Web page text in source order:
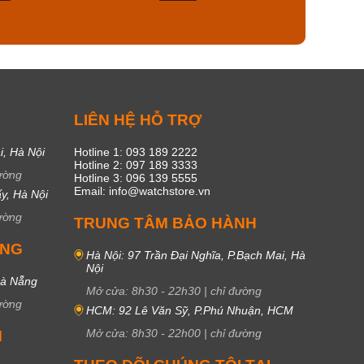
Hà Nội
Hà Nội
Nẵng
LIÊN HỆ HỖ TRỢ
Hotline 1: 093 189 2222
Hotline 2: 097 189 3333
Hotline 3: 096 139 5555
Email: info@watchstore.vn
TRUNG TÂM BẢO HÀNH
Hà Nội: 97 Trần Đại Nghĩa, P.Bạch Mai, Hà
Nội
Mở cửa: 8h30 - 22h30 | chỉ đường
HCM: 92 Lê Văn Sỹ, P.Phú Nhuận, HCM
Mở cửa: 8h30 - 22h00 | chỉ đường